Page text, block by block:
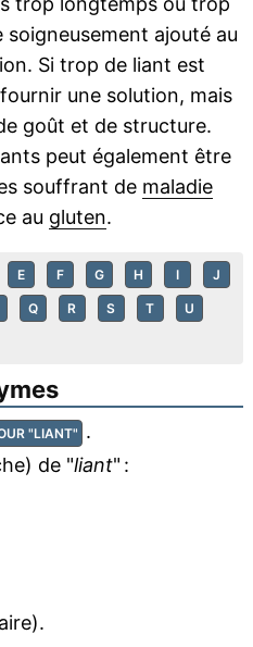
ajouté au
Si trop de liant est
une solution, mais
goût et de structure.
peut également être
souffrant de maladie
au gluten.
E F G H I J
Q R S T U
"LIANT" .
de "liant" :